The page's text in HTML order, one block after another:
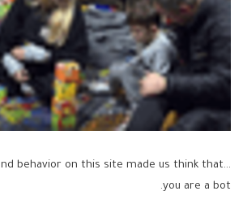
behavior on this site made us think that
you are a bot.